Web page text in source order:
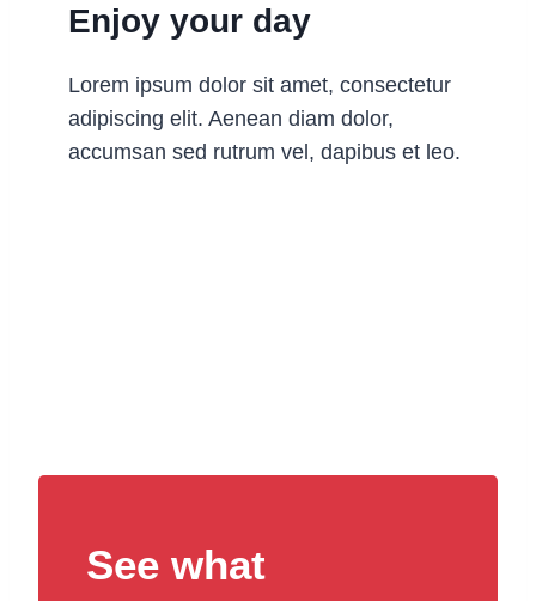
Enjoy your day
Lorem ipsum dolor sit amet, consectetur
adipiscing elit. Aenean diam dolor,
accumsan sed rutrum vel, dapibus et leo.
See what